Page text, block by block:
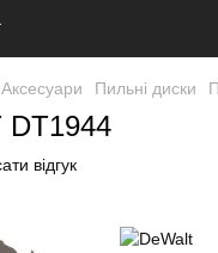
Аксесуари Пильні диски
DT1944
відгук